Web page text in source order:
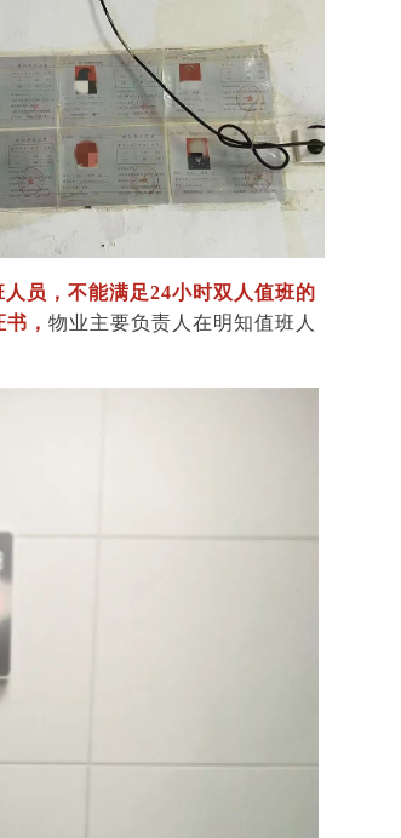
员，不能满足24小时双人值班的
， 物业主要负责人在明知值班人